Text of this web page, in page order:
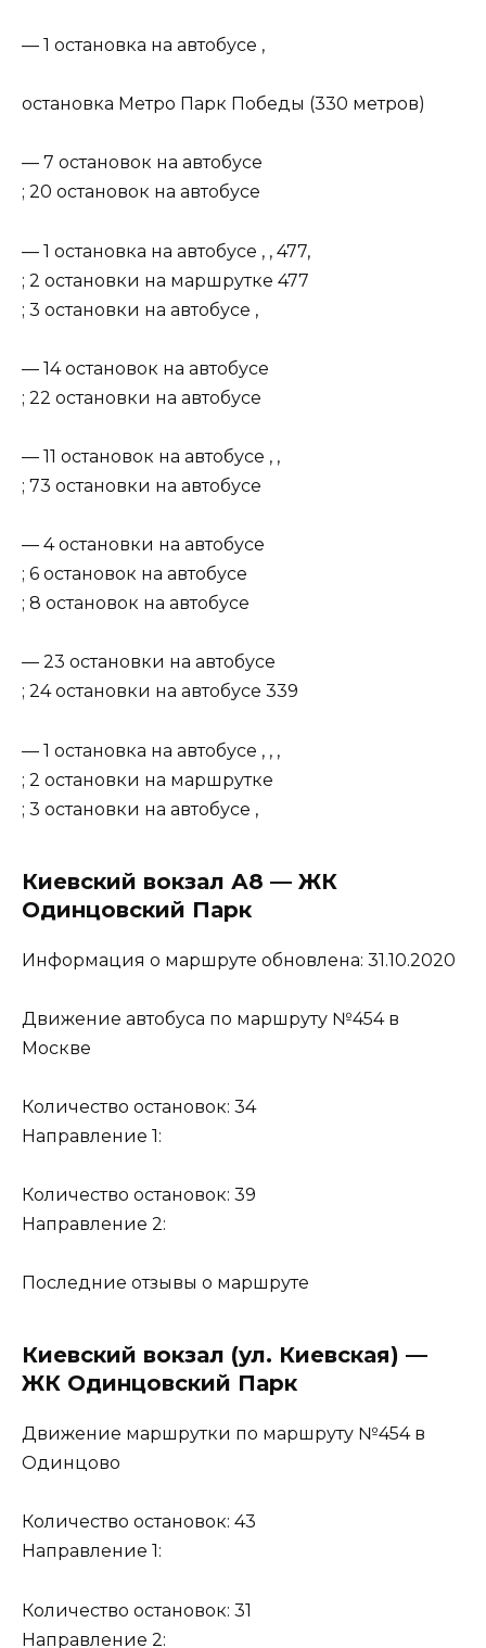
— 1 остановка на автобусе ,
остановка Метро Парк Победы (330 метров)
— 7 остановок на автобусе
; 20 остановок на автобусе
— 1 остановка на автобусе , , 477,
; 2 остановки на маршрутке 477
; 3 остановки на автобусе ,
— 14 остановок на автобусе
; 22 остановки на автобусе
— 11 остановок на автобусе , ,
; 73 остановки на автобусе
— 4 остановки на автобусе
; 6 остановок на автобусе
; 8 остановок на автобусе
— 23 остановки на автобусе
; 24 остановки на автобусе 339
— 1 остановка на автобусе , , ,
; 2 остановки на маршрутке
; 3 остановки на автобусе ,
Киевский вокзал А8 — ЖК
Одинцовский Парк
Информация о маршруте обновлена: 31.10.2020
Движение автобуса по маршруту №454 в
Москве
Количество остановок: 34
Направление 1:
Количество остановок: 39
Направление 2:
Последние отзывы о маршруте
Киевский вокзал (ул. Киевская) —
ЖК Одинцовский Парк
Движение маршрутки по маршруту №454 в
Одинцово
Количество остановок: 43
Направление 1:
Количество остановок: 31
Направление 2: